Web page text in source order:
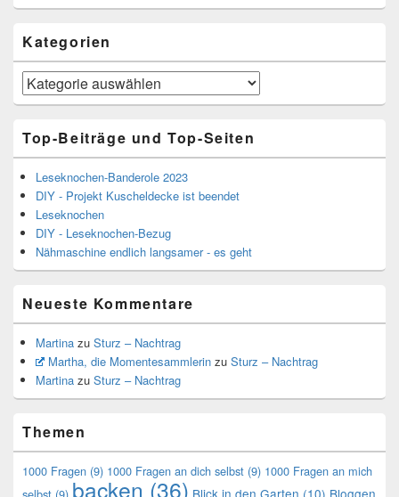
Kategorien
Kategorien
Top-Beiträge und Top-Seiten
Leseknochen-Banderole 2023
DIY - Projekt Kuscheldecke ist beendet
Leseknochen
DIY - Leseknochen-Bezug
Nähmaschine endlich langsamer - es geht
Neueste Kommentare
Martina zu Sturz – Nachtrag
Martha, die Momentesammlerinzu Sturz – Nachtrag
Martina zu Sturz – Nachtrag
Themen
1000 Fragen (9) 1000 Fragen an dich selbst (9) 1000 Fragen an mich
backen (36)